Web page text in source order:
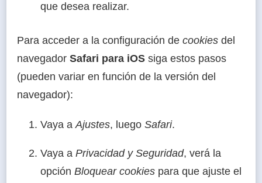
que desea realizar.
Para acceder a la configuración de cookies del
navegador Safari para iOS siga estos pasos
(pueden variar en función de la versión del
navegador):
Vaya aAjustes, luego Safari.
Vaya a Privacidad y Seguridad, verá la
opción Bloquear cookies para que ajuste el